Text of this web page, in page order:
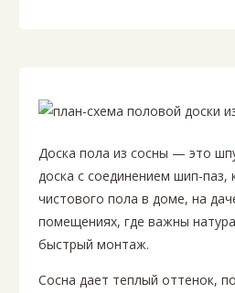
Доска пола из сосны — это
доска с соединением шип-паз,
чистового пола в доме, на
помещениях, где важны
быстрый монтаж.
Сосна дает теплый оттенок,